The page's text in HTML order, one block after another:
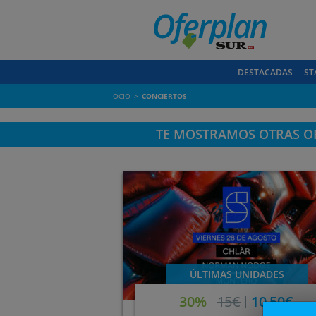
DESTACADAS
OCIO CONCIERTOS
TE MOSTRAMOS OTRAS
30% 15€ 10,50€
ÚLTIMAS UNIDADES